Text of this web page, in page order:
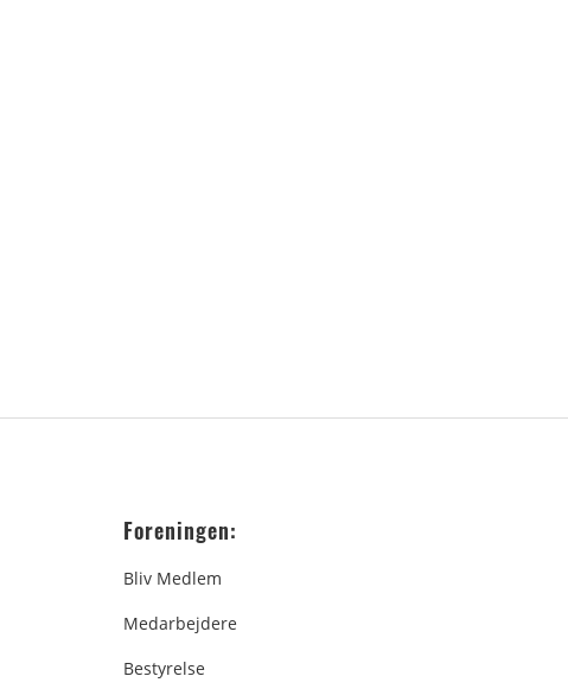
Foreningen:
Bliv Medlem
Medarbejdere
Bestyrelse